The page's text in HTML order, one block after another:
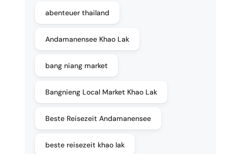
abenteuer thailand
Andamanensee Khao Lak
bang niang market
Bangnieng Local Market Khao Lak
Beste Reisezeit Andamanensee
beste reisezeit khao lak